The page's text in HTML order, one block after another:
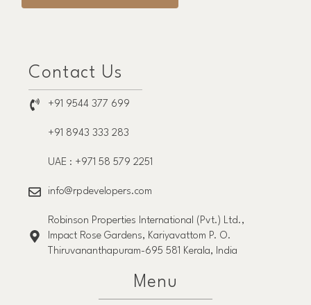
Contact Us
+91 9544 377 699
+91 8943 333 283
UAE : +971 58 579 2251
info@rpdevelopers.com
Robinson Properties International (Pvt.) Ltd.,
Impact Rose Gardens, Kariyavattom P. O.
Thiruvananthapuram-695 581 Kerala, India
Menu